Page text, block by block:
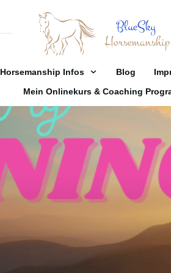
Horsemanship Infos Blog
Mein Onlinekurs & Coaching